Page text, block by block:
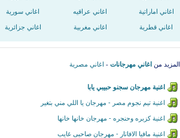
اغاني اماراتية اغاني عراقيه اغاني سورية
اغاني قطرية اغاني مغربية اغاني جزائرية
المزيد من اغاني مهرجانات - اغاني مصرية
اغنية مهرجان سجنو حبيبي يابا
اغنية تيم نجوم مصر - مهرجان يا اللي مني بتغير
اغنية كزبره وحنجره - مهرجان خانها خانها
اغنية مافيا الافاتار - مهرجان صاحبى غايب